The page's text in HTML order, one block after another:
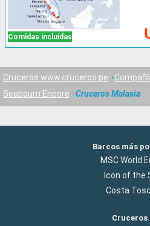
Comidas incluidas
Cruceros www.cruceros.pe
Seabourn Encore
Cruceros Malasia
Barcos más
MSC World
Icon of the
Costa